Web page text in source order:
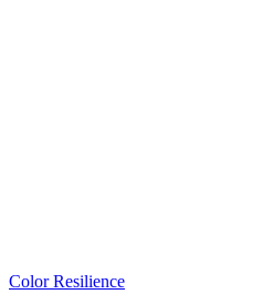
Color Resilience